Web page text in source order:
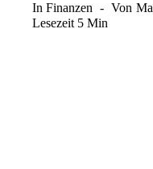
In Finanzen Von
Lesezeit 5 Min